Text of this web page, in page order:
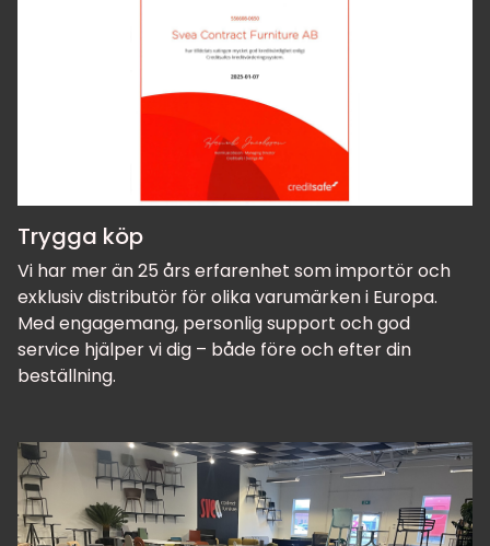
Trygga köp
Vi har mer än 25 års erfarenhet som importör och
exklusiv distributör för olika varumärken i Europa.
Med engagemang, personlig support och god
service hjälper vi dig – både före och efter din
beställning.